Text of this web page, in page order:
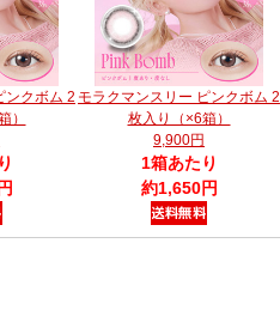
ンクボム 2
）
モラクマンスリー ピンクボム 2
枚入り（×6箱）
9,900円
1箱あたり
約1,650円